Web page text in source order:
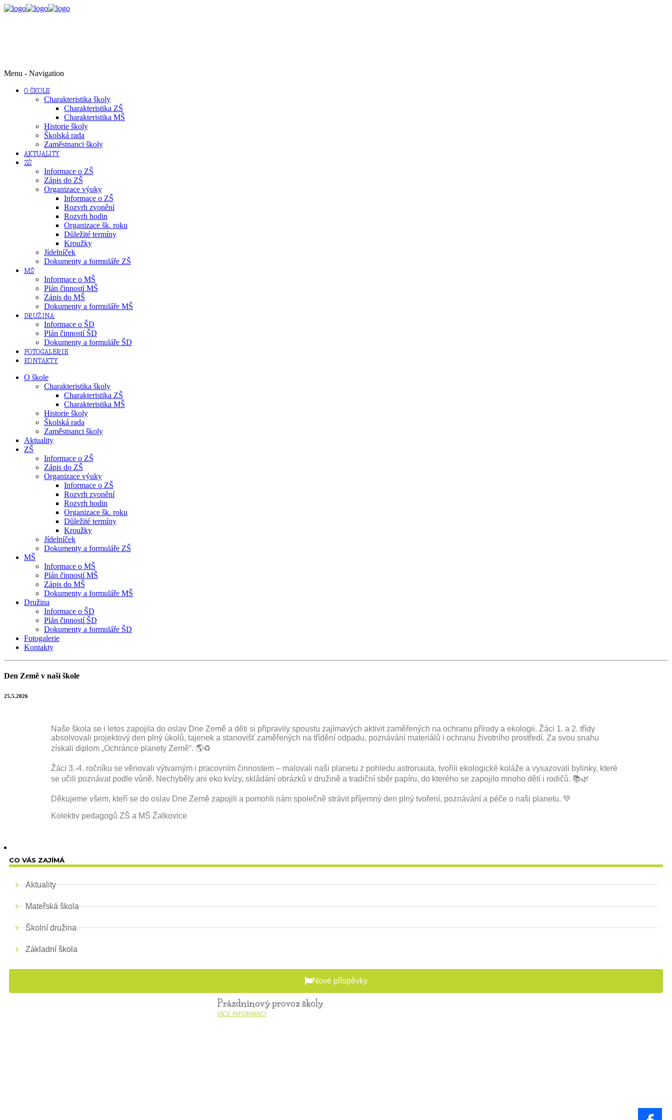
Menu - Navigation
O ŠKOLE
Charakteristika školy
Charakteristika ZŠ
Charakteristika MŠ
Historie školy
Školská rada
Zaměstnanci školy
AKTUALITY
ZŠ
Informace o ZŠ
Zápis do ZŠ
Organizace výuky
Informace o ZŠ
Rozvrh zvonění
Rozvrh hodin
Organizace šk. roku
Důležité termíny
Kroužky
Jídelníček
Dokumenty a formuláře ZŠ
MŠ
Informace o MŠ
Plán činností MŠ
Zápis do MŠ
Dokumenty a formuláře MŠ
DRUŽINA
Informace o ŠD
Plán činností ŠD
Dokumenty a formuláře ŠD
FOTOGALERIE
KONTAKTY
O škole
Charakteristika školy
Charakteristika ZŠ
Charakteristika MŠ
Historie školy
Školská rada
Zaměstnanci školy
Aktuality
ZŠ
Informace o ZŠ
Zápis do ZŠ
Organizace výuky
Informace o ZŠ
Rozvrh zvonění
Rozvrh hodin
Organizace šk. roku
Důležité termíny
Kroužky
Jídelníček
Dokumenty a formuláře ZŠ
MŠ
Informace o MŠ
Plán činností MŠ
Zápis do MŠ
Dokumenty a formuláře MŠ
Družina
Informace o ŠD
Plán činností ŠD
Dokumenty a formuláře ŠD
Fotogalerie
Kontakty
Den Země v naší škole
25.5.2026
Naše škola se i letos zapojila do oslav Dne Země a děti si připravily spoustu zajímavých aktivit zaměřených na ochranu přírody a ekologii. Žáci 1. a 2. třídy
absolvovali projektový den plný úkolů, tajenek a stanovišť zaměřených na třídění odpadu, poznávání materiálů i ochranu životního prostředí. Za svou snahu
získali diplom „Ochránce planety Země“. 🌎♻️
Žáci 3.-4. ročníku se věnovali výtvarným i pracovním činnostem – malovali naši planetu z pohledu astronauta, tvořili ekologické koláže a vysazovali bylinky, které
se učili poznávat podle vůně. Nechyběly ani eko kvízy, skládání obrázků v družině a tradiční sběr papíru, do kterého se zapojilo mnoho dětí i rodičů. 📚🌿
Děkujeme všem, kteří se do oslav Dne Země zapojili a pomohli nám společně strávit příjemný den plný tvoření, poznávání a péče o naši planetu. 💚
Kolektiv pedagogů ZŠ a MŠ Žalkovice
CO VÁS ZAJÍMÁ
Aktuality
Mateřská škola
Školní družina
Základní škola
Nové příspěvky
Prázdninový provoz školy
VÍCE INFORMACÍ